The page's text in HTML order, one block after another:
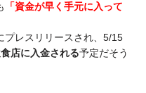
「資金が早く手元に入って
プレスリリースされ、5/15
店に入金される予定だそう